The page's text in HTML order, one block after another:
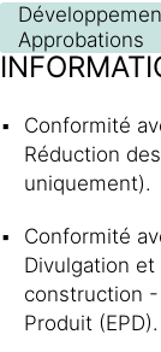
Approbations
Conformité
Réduction
uniquement).
Conformité
Divulgation
construction
Produit (EPD).